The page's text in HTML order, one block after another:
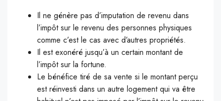
Il ne génère pas d’imputation de revenu dans
l’impôt sur le revenu des personnes physiques
comme c’est le cas avec d’autres propriétés.
Il est exonéré jusqu’à un certain montant de
l’impôt sur la fortune.
Le bénéfice tiré de sa vente si le montant perçu
est réinvesti dans un autre logement qui va être